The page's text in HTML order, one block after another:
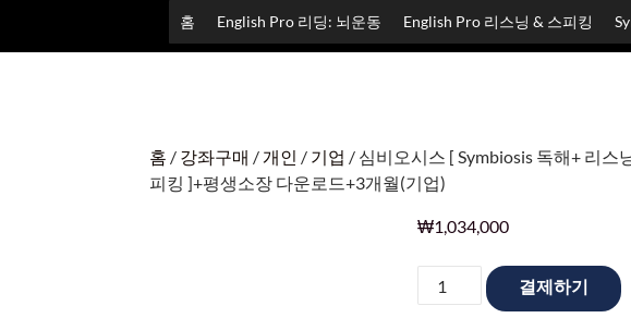
홈 English Pro 리딩: 뇌운동 English Pro 리스닝 & 스피킹
홈 / 강좌구매 /개인 / 기업 / 심비오시스 [ Symbiosis 독해+ 리스
피킹 ]+평생소장 다운로드+3개월(기업)
₩1,034,000
결제하기